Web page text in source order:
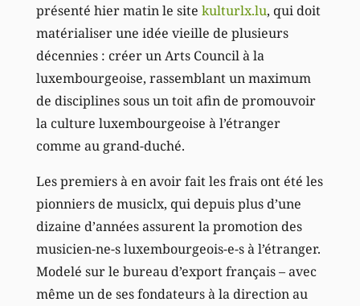
présenté hier matin le site kulturlx.lu, qui doit
matérialiser une idée vieille de plusieurs
décennies : créer un Arts Council à la
luxembourgeoise, rassemblant un maximum
de disciplines sous un toit afin de promouvoir
la culture luxembourgeoise à l’étranger
comme au grand-duché.
Les premiers à en avoir fait les frais ont été les
pionniers de musiclx, qui depuis plus d’une
dizaine d’années assurent la promotion des
musicien-ne-s luxembourgeois-e-s à l’étranger.
Modelé sur le bureau d’export français – avec
même un de ses fondateurs à la direction au